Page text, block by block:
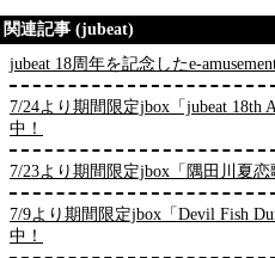
関連記事 (jubeat)
jubeat 18周年を記念したe-
7/24より期間限定jbox「jubeat 18th
中！
7/23より期間限定jbox「隅田川夏
7/9より期間限定jbox「Devil Fish
中！